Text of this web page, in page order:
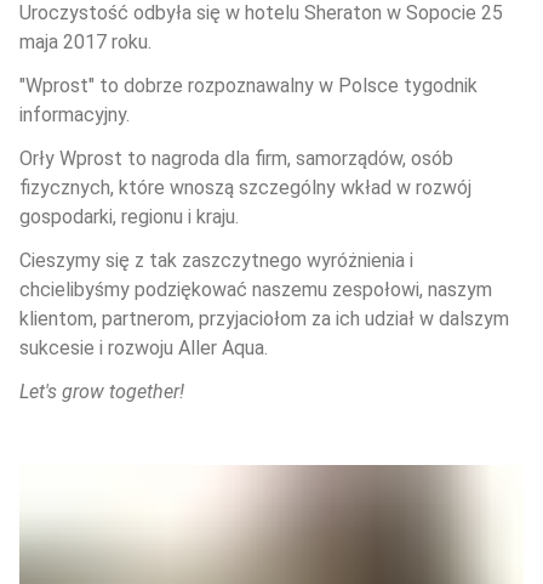
Uroczystość odbyła się w hotelu Sheraton w Sopocie 25
maja 2017 roku.
"Wprost" to dobrze rozpoznawalny w Polsce tygodnik
informacyjny.
Orły Wprost to nagroda dla firm, samorządów, osób
fizycznych, które wnoszą szczególny wkład w rozwój
gospodarki, regionu i kraju.
Cieszymy się z tak zaszczytnego wyróżnienia i
chcielibyśmy podziękować naszemu zespołowi, naszym
klientom, partnerom, przyjaciołom za ich udział w dalszym
sukcesie i rozwoju Aller Aqua.
Let's grow together!